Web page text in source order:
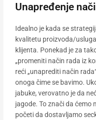
Unapređenje
Idealno je kada se
kvalitetu proizvoda/
klijenta. Ponekad je za
„promeniti način rada iz
reći „unaprediti način
onoga čime se bavimo.
jabuke, verovatno je da
jagode. To znači da ćemo
početi da dostavljamo